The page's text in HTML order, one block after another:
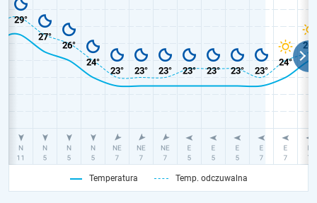
Temperatura Temp. odczuwalna